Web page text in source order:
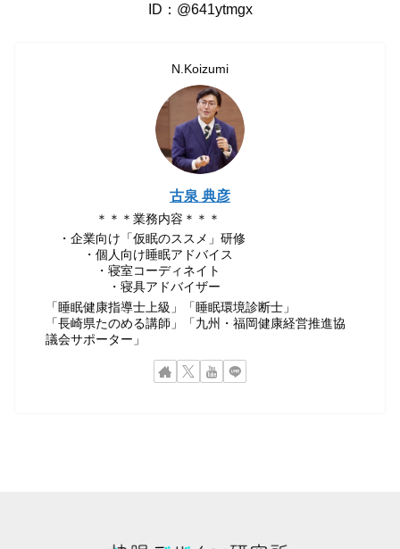
ID：@641ytmgx
N.Koizumi
古泉 典彦
＊＊＊業務内容＊＊＊
・企業向け「仮眠のススメ」研修
・個人向け睡眠アドバイス
・寝室コーディネイト
・寝具アドバイザー
「睡眠健康指導士上級」「睡眠環境診断士」
「長崎県たのめる講師」「九州・福岡健康経営推進協
議会サポーター」